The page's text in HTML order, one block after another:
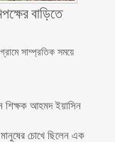
বাড়িতে
সাম্প্রতিক সময়ে
শিক্ষক আহমদ ইয়াসিন
চোখে ছিলেন এক